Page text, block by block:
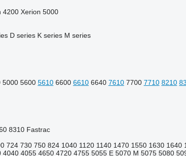
4200 Xerion 5000
D series K series M series
5000 5600 5610 6600 6610 6640 7610 7700 7710 8210
8310 Fastrac
724 730 750 824 1040 1120 1140 1470 1550 1630 1640
4040 4055 4650 4720 4755 5055 E 5070 M 5075 5080